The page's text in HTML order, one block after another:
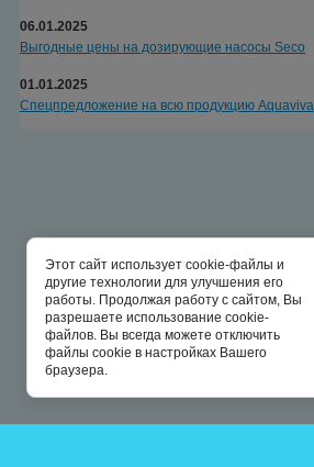
06.01.2025
Выгодные цены на дозирующие насосы Seco
01.01.2025
Спецпредложение на всю продукцию Aquaviva
Этот сайт использует cookie-файлы и
другие технологии для улучшения его
работы. Продолжая работу с сайтом, Вы
разрешаете использование cookie-
файлов. Вы всегда можете отключить
файлы cookie в настройках Вашего
браузера.